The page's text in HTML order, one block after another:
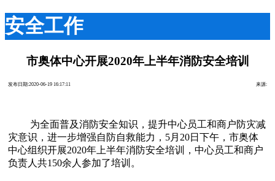
安全工作
市奥体中心开展2020年上半年消防安全培训
发布日期:2020-06-19 16:17:11 来源:
为全面普及消防安全知识，提升中心员工和商户防灾减
灾意识，进一步增强自防自救能力， 5月20日下午，市奥体
中心组织开展2020年上半年消防安全培训，中心员工和商户
负责人共150余人参加了培训。